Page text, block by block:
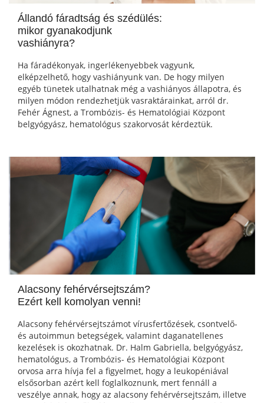
Állandó fáradtság és szédülés:
mikor gyanakodjunk
vashiányra?
Ha fáradékonyak, ingerlékenyebbek vagyunk,
elképzelhető, hogy vashiányunk van. De hogy milyen
egyéb tünetek utalhatnak még a vashiányos állapotra, és
milyen módon rendezhetjük vasraktárainkat, arról dr.
Fehér Ágnest, a Trombózis- és Hematológiai Központ
belgyógyász, hematológus szakorvosát kérdeztük.
Alacsony fehérvérsejtszám?
Ezért kell komolyan venni!
Alacsony fehérvérsejtszámot vírusfertőzések, csontvelő-
és autoimmun betegségek, valamint daganatellenes
kezelések is okozhatnak. Dr. Halm Gabriella, belgyógyász,
hematológus, a Trombózis- és Hematológiai Központ
orvosa arra hívja fel a figyelmet, hogy a leukopéniával
elsősorban azért kell foglalkoznunk, mert fennáll a
veszélye annak, hogy az alacsony fehérvérsejtszám, illetve